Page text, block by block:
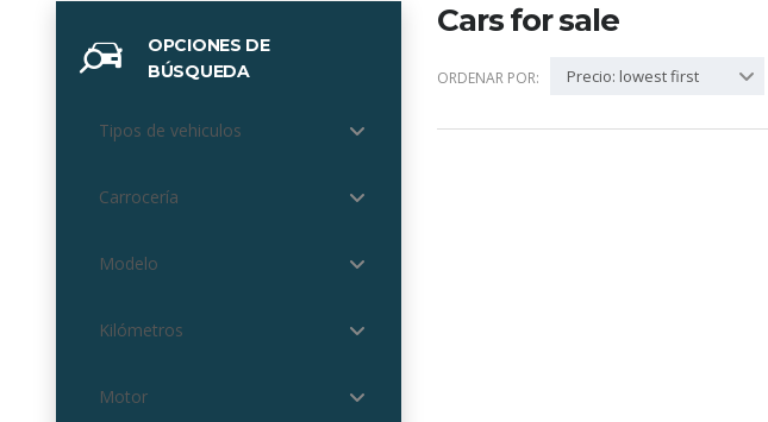
OPCIONES DE
BÚSQUEDA
Tipos de vehiculos
Carrocería
Modelo
Kilómetros
Motor
Cars for sale
ORDENAR POR: Precio: lowest first